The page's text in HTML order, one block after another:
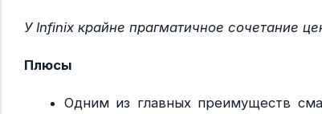
У Infinix крайне прагматичное сочетание
Плюсы
Одним из главных преимуществ